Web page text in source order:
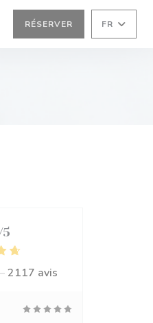
RÉSERVER FR
5
2117 avis